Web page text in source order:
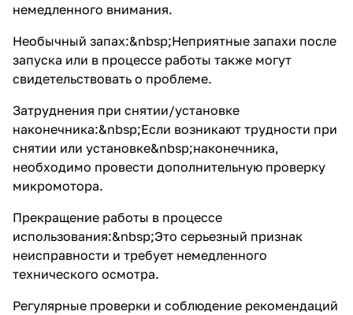
немедленного внимания.
Необычный запах:&nbsp;Неприятные запахи после
запуска или в процессе работы также могут
свидетельствовать о проблеме.
Затруднения при снятии/установке
наконечника:&nbsp;Если возникают трудности при
снятии или установке&nbsp;наконечника,
необходимо провести дополнительную проверку
микромотора.
Прекращение работы в процессе
использования:&nbsp;Это серьезный признак
неисправности и требует немедленного
технического осмотра.
Регулярные проверки и соблюдение рекомендаций